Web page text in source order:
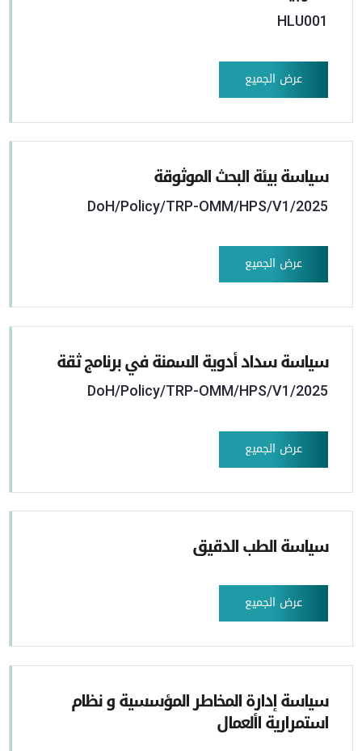
HLU001
عرض الجميع
سياسة بيئة البحث الموثوقة
DoH/Policy/TRP-OMM/HPS/V1/2025
عرض الجميع
سياسة سداد أدوية السمنة في برنامج ثقة
DoH/Policy/TRP-OMM/HPS/V1/2025
عرض الجميع
سياسة الطب الدقيق
عرض الجميع
سياسة إدارة المخاطر المؤسسية و نظام
استمرارية األعمال